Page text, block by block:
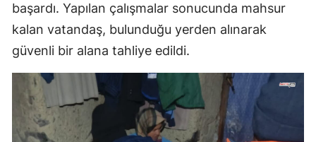
başardı. Yapılan çalışmalar sonucunda mahsur
kalan vatandaş, bulunduğu yerden alınarak
güvenli bir alana tahliye edildi.